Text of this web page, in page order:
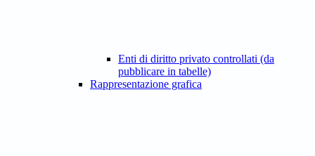
Enti di diritto privato controllati (da
pubblicare in tabelle)
Rappresentazione grafica